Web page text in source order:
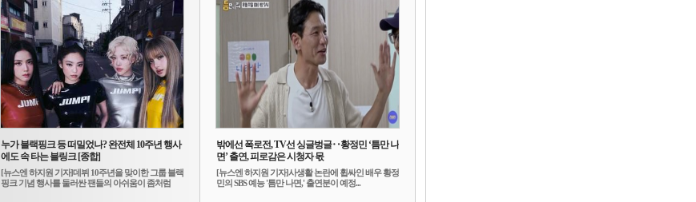
누가 블랙핑크 등 떠밀었나? 완전체 10주년 행사
에도 속 타는 블링크 [종합]
[뉴스엔 하지원 기자]데뷔 10주년을 맞이한 그룹 블랙
핑크 기념 행사를 둘러싼 팬들의 아쉬움이 좀처럼
밖에선 폭로전, TV선 싱글벙글‥황정민 ‘틈만 나
면’ 출연, 피로감은 시청자 몫
[뉴스엔 하지원 기자]사생활 논란에 휩싸인 배우 황정
민의 SBS 예능 '틈만 나면,' 출연분이 예정...